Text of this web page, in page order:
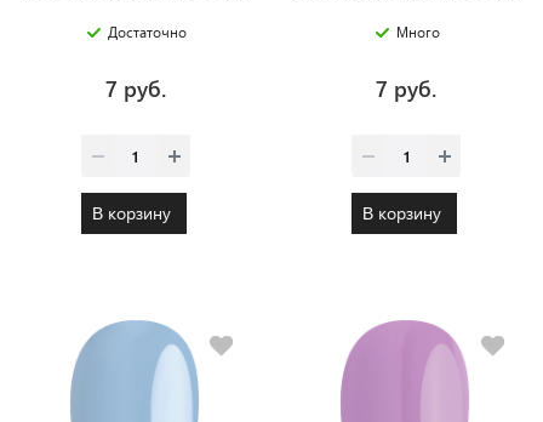
Достаточно
7 руб.
В корзину
Много
7 руб.
В корзину